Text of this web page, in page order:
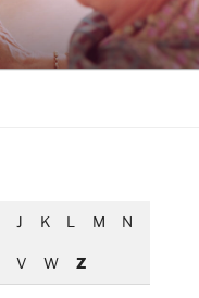
J K L M N
V W Z